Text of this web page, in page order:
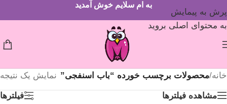
پرش به پیمایش
به محتوای اصلی بروید
به ام سلایم خوش آمدید
خانه/محصولات برچسب خورده “باب اسنفجی” نمایش یک نتیجه
مشاهده فیلترها فیلترها